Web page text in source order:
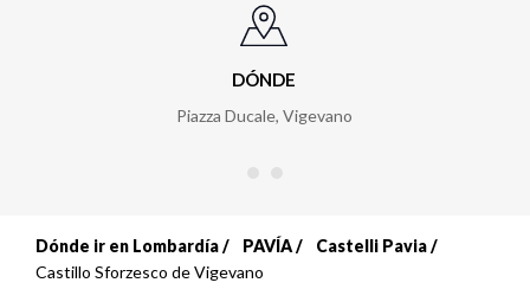
DÓNDE
Piazza Ducale, Vigevano
Sobrescribir
Dónde ir en Lombardía PAVÍA
Castelli Pavia
Castillo Sforzesco de Vigevano